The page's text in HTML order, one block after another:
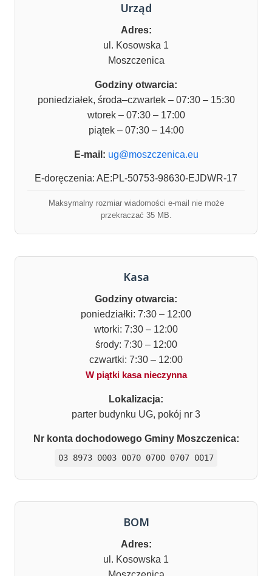
Urząd
Adres:
ul. Kosowska 1
Moszczenica
Godziny otwarcia:
poniedziałek, środa–czwartek – 07:30 – 15:30
wtorek – 07:30 – 17:00
piątek – 07:30 – 14:00
E-mail: ug@moszczenica.eu
E-doręczenia: AE:PL-50753-98630-EJDWR-17
Maksymalny rozmiar wiadomości e-mail nie może
przekraczać 35 MB.
Kasa
Godziny otwarcia:
poniedziałki: 7:30 – 12:00
wtorki: 7:30 – 12:00
środy: 7:30 – 12:00
czwartki: 7:30 – 12:00
W piątki kasa nieczynna
Lokalizacja:
parter budynku UG, pokój nr 3
Nr konta dochodowego Gminy Moszczenica:
03 8973 0003 0070 0700 0707 0017
BOM
Adres:
ul. Kosowska 1